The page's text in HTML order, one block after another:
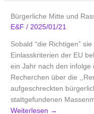
Bürgerliche Mitte und
E&F/2025/01/21
Sobald “die Richtigen”
Einlasskriterien der EU
ein Jahr nach den infolge
Recherchen über die
aufgeschreckten
stattgefundenen
Weiterlesen →